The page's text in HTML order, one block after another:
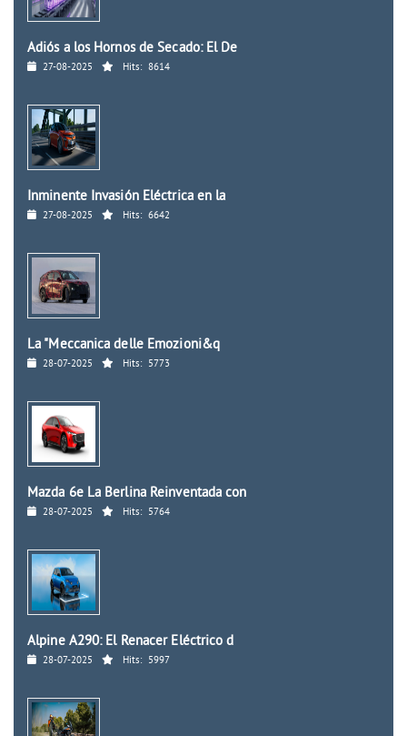
Adiós a los Hornos de Secado: El De
27-08-2025 Hits: 8614
Inminente Invasión Eléctrica en la
27-08-2025 Hits: 6642
La "Meccanica delle Emozioni&q
28-07-2025 Hits: 5773
Mazda 6e La Berlina Reinventada con
28-07-2025 Hits: 5764
Alpine A290: El Renacer Eléctrico d
28-07-2025 Hits: 5997